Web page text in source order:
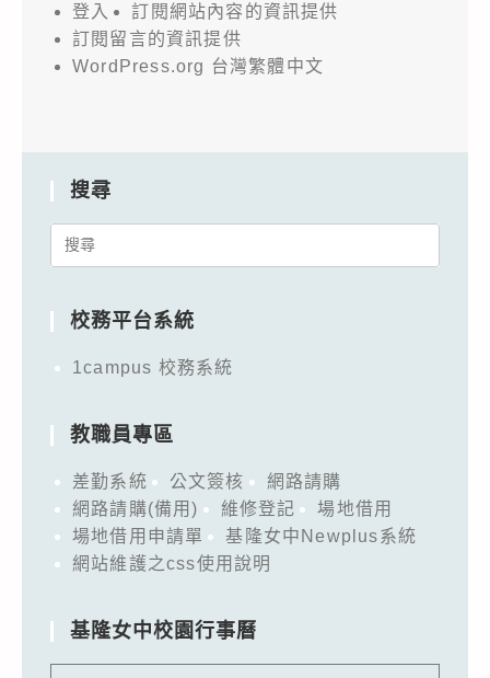
登入
訂閱網站內容的資訊提供
訂閱留言的資訊提供
WordPress.org 台灣繁體中文
搜尋
Search
校務平台系統
1campus 校務系統
教職員專區
差勤系統 公文簽核
網路請購
網路請購(備用)
維修登記
場地借用
場地借用申請單
基隆女中Newplus系統
網站維護之css使用說明
基隆女中校園行事曆